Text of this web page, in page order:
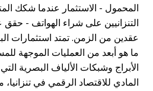
المحمول - الاستثمار عندما شكك
التنزانيين على شراء الهواتف - حقق
عقدين من الزمن. تمتد استثمارات البنية
ما هو أبعد من العمليات الموجهة
الأبراج وشبكات الألياف البصرية التي
المادي للاقتصاد الرقمي في تنزانيا، مما